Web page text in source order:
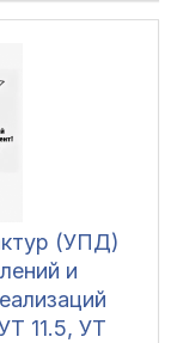
(УПД)
и
11.5, УТ